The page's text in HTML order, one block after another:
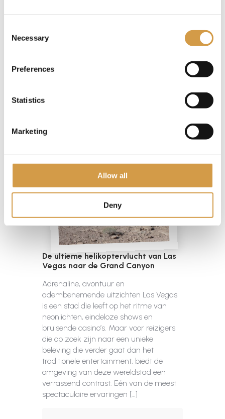
Selection
Necessary
Preferences
Statistics
Marketing
Allow all
Deny
De ultieme helikoptervlucht van Las
Vegas naar de Grand Canyon
Adrenaline, avontuur en
adembenemende uitzichten Las Vegas
is een stad die leeft op het ritme van
neonlichten, eindeloze shows en
bruisende casino’s. Maar voor reizigers
die op zoek zijn naar een unieke
beleving die verder gaat dan het
traditionele entertainment, biedt de
omgeving van deze wereldstad een
verrassend contrast. Eén van de meest
spectaculaire ervaringen […]